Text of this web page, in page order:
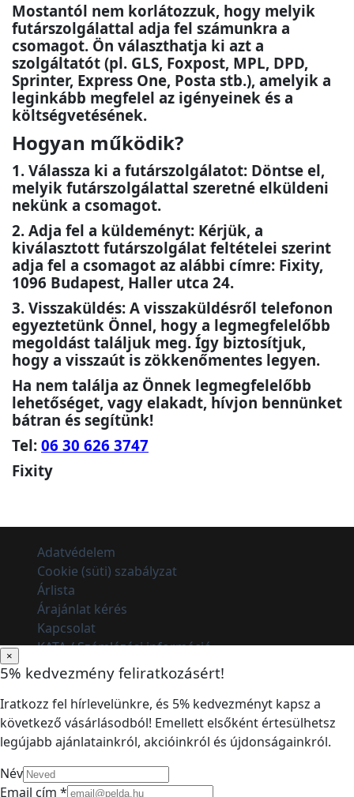
Mostantól nem korlátozzuk, hogy melyik
futárszolgálattal adja fel számunkra a
csomagot. Ön választhatja ki azt a
szolgáltatót (pl. GLS, Foxpost, MPL, DPD,
Sprinter, Express One, Posta stb.), amelyik a
leginkább megfelel az igényeinek és a
költségvetésének.
Hogyan működik?
1. Válassza ki a futárszolgálatot: Döntse el,
melyik futárszolgálattal szeretné elküldeni
nekünk a csomagot.
2. Adja fel a küldeményt: Kérjük, a
kiválasztott futárszolgálat feltételei szerint
adja fel a csomagot az alábbi címre: Fixity,
1096 Budapest, Haller utca 24.
3. Visszaküldés: A visszaküldésről telefonon
egyeztetünk Önnel, hogy a legmegfelelőbb
megoldást találjuk meg. Így biztosítjuk,
hogy a visszaút is zökkenőmentes legyen.
Ha nem találja az Önnek legmegfelelőbb
lehetőséget, vagy elakadt, hívjon bennünket
bátran és segítünk!
Tel: 06 30 626 3747
Fixity
Adatvédelem
Cookie (süti) szabályzat
Árlista
Árajánlat kérés
Kapcsolat
KATA / Számlázási információ
×
5% kedvezmény feliratkozásért!
Iratkozz fel hírlevelünkre, és 5% kedvezményt kapsz a
következő vásárlásodból! Emellett elsőként értesülhetsz
legújabb ajánlatainkról, akcióinkról és újdonságainkról.
Név
Email cím *